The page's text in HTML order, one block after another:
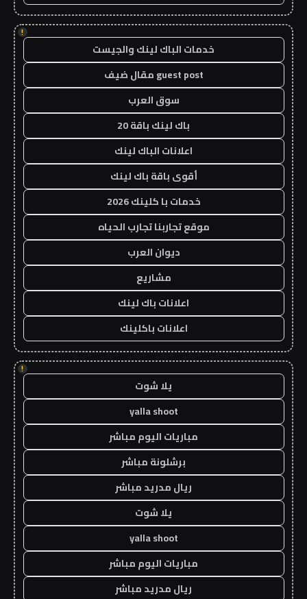
!
خدمات الباك لينك والجيست
guest post مقال ضيف
سوق العرب
باك لينك باقة 20
اعلانات الباك لينك
أقوى باقة باك لينك
خدمات با كلينك 2026
موقع تجاربنا تجارب الحياه
ديوان العرب
مشاريع
اعلانات باك لينك
اعلانات باكلينك
!
يلا شوت
yalla shoot
مباريات اليوم مباشر
برشلونة مباشر
ريال مدريد مباشر
يلا شوت
yalla shoot
مباريات اليوم مباشر
ريال مدريد مباشر